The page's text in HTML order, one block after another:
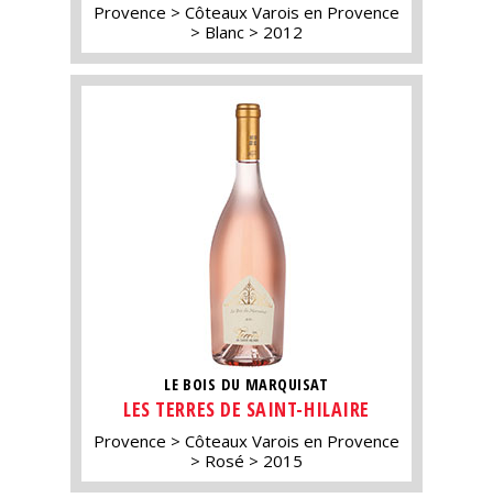
Provence
Côteaux Varois en Provence
Blanc
2012
LE BOIS DU MARQUISAT
LES TERRES DE SAINT-HILAIRE
Provence
Côteaux Varois en Provence
Rosé
2015